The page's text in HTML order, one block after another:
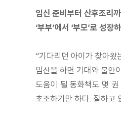
임신 준비부터 산후조리까
‘부부’에서 ‘부모’로 성
“기다리던 아이가 찾아
임신을 하면 기대와 불안
도움이 될 동화책도 몇
초조하기만 하다. 잘하고